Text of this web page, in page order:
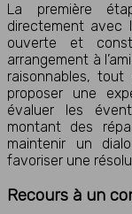
La première
directement avec
ouverte et
arrangement à
raisonnables,
proposer une
évaluer les
montant des
maintenir un
favoriser une
Recours à un